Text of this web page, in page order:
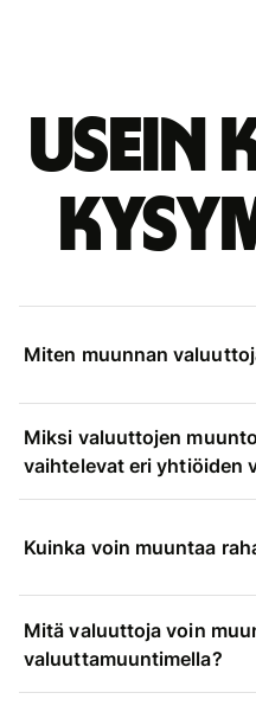
Usein
Miten muunnan
Miksi valuuttojen
vaihtelevat eri yhtiöiden
Kuinka voin muuntaa
Mitä valuuttoja voin
valuuttamuuntimella?